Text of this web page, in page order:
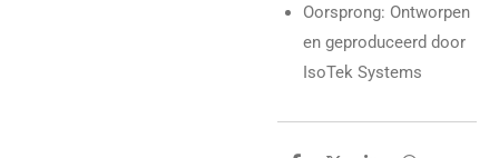
Oorsprong: Ontworpen
en geproduceerd door
IsoTek Systems